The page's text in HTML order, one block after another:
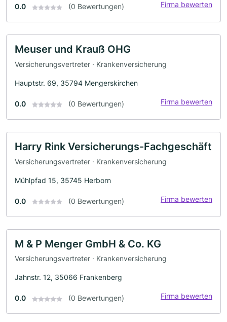
0.0 (0 Bewertungen) Firma bewerten
Meuser und Krauß OHG
Versicherungsvertreter · Krankenversicherung
Hauptstr. 69, 35794 Mengerskirchen
0.0 (0 Bewertungen) Firma bewerten
Harry Rink Versicherungs-Fachgeschäft
Versicherungsvertreter · Krankenversicherung
Mühlpfad 15, 35745 Herborn
0.0 (0 Bewertungen) Firma bewerten
M & P Menger GmbH & Co. KG
Versicherungsvertreter · Krankenversicherung
Jahnstr. 12, 35066 Frankenberg
0.0 (0 Bewertungen) Firma bewerten